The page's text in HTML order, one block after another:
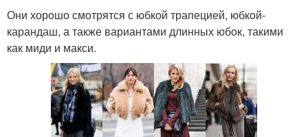
Они хорошо смотрятся с юбкой трапецией, юбкой-
карандаш, а также вариантами длинных юбок, такими
как миди и макси.